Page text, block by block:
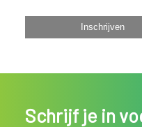
Schrijf je in